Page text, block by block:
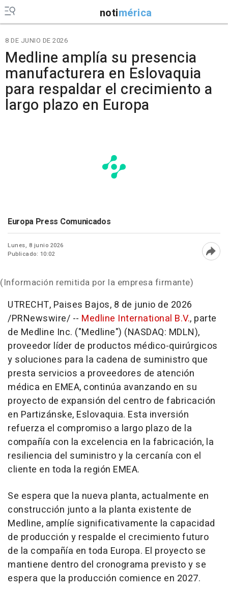
notimérica
8 DE JUNIO DE 2026
Medline amplía su presencia
manufacturera en Eslovaquia
para respaldar el crecimiento a
largo plazo en Europa
Europa Press Comunicados
Lunes, 8 junio 2026
Publicado: 10:02
(Información remitida por la empresa firmante)
UTRECHT, Paises Bajos, 8 de junio de 2026
/PRNewswire/ -- Medline International B.V., parte
de Medline Inc. ("Medline") (NASDAQ: MDLN),
proveedor líder de productos médico-quirúrgicos
y soluciones para la cadena de suministro que
presta servicios a proveedores de atención
médica en EMEA, continúa avanzando en su
proyecto de expansión del centro de fabricación
en Partizánske, Eslovaquia. Esta inversión
refuerza el compromiso a largo plazo de la
compañía con la excelencia en la fabricación, la
resiliencia del suministro y la cercanía con el
cliente en toda la región EMEA.
Se espera que la nueva planta, actualmente en
construcción junto a la planta existente de
Medline, amplíe significativamente la capacidad
de producción y respalde el crecimiento futuro
de la compañía en toda Europa. El proyecto se
mantiene dentro del cronograma previsto y se
espera que la producción comience en 2027.